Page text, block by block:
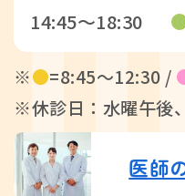
14:45〜18:30
※●=8:45〜12:30 /
※休診日：水曜午後
医師